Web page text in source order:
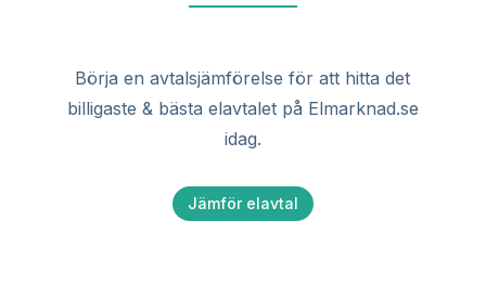
Börja en avtalsjämförelse för att hitta det
billigaste & bästa elavtalet på Elmarknad.se
idag.
Jämför elavtal